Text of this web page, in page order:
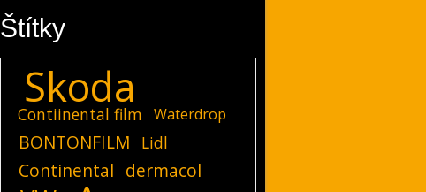
Štítky
Skoda
Contiinental film Waterdrop
BONTONFILM Lidl
Continental dermacol